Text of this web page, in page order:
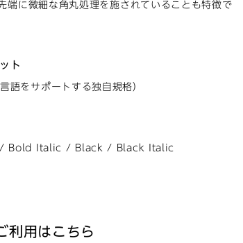
端に微細な角丸処理を施されていることも特徴で
ト
語をサポートする独自規格）
Bold Italic / Black / Black Italic
利用はこちら